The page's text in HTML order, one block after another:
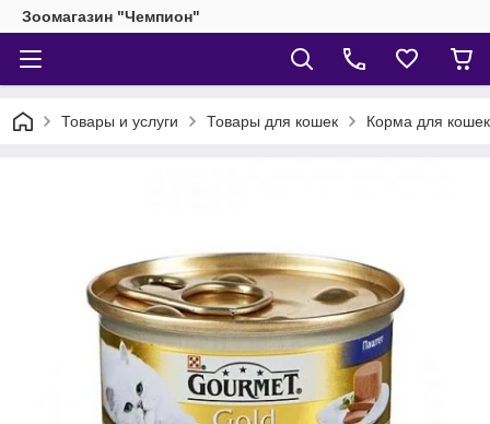
Зоомагазин "Чемпион"
Товары и услуги Товары для кошек Корма для кошек